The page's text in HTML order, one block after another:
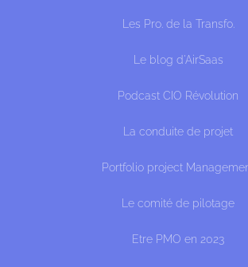
Les Pro. de la Transfo.
Le blog d'AirSaas
Podcast CIO Révolution
La conduite de projet
Portfolio project
Le comité de pilotage
Etre PMO en 2023